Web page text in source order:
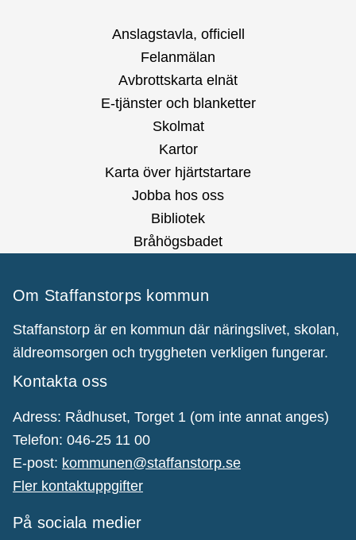
Anslagstavla, officiell
Felanmälan
Avbrottskarta elnät
E-tjänster och blanketter
Skolmat
Kartor
Karta över hjärtstartare
Jobba hos oss
Bibliotek
Bråhögsbadet
Om Staffanstorps kommun
Staffanstorp är en kommun där näringslivet, skolan,
äldreomsorgen och tryggheten verkligen fungerar.
Kontakta oss
Adress: Rådhuset, Torget 1 (om inte annat anges)
Telefon: 046-25 11 00
E-post: kommunen@staffanstorp.se
Fler kontaktuppgifter
På sociala medier